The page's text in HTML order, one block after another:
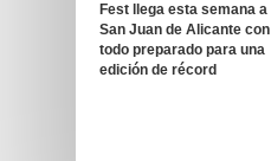
Fest llega esta semana a
San Juan de Alicante con
todo preparado para una
edición de récord